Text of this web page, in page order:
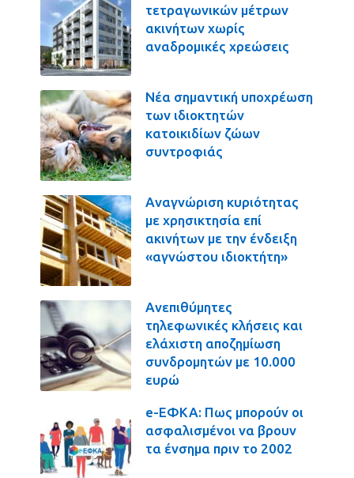
τετραγωνικών μέτρων
ακινήτων χωρίς
αναδρομικές χρεώσεις
Νέα σημαντική υποχρέωση
των ιδιοκτητών
κατοικιδίων ζώων
συντροφιάς
Αναγνώριση κυριότητας
με χρησικτησία επί
ακινήτων με την ένδειξη
«αγνώστου ιδιοκτήτη»
Ανεπιθύμητες
τηλεφωνικές κλήσεις και
ελάχιστη αποζημίωση
συνδρομητών με 10.000
ευρώ
e-ΕΦΚΑ: Πως μπορούν οι
ασφαλισμένοι να βρουν
τα ένσημα πριν το 2002